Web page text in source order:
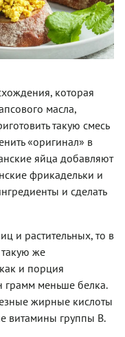
которая
масла,
такую смесь
«оригинал» в
яйца добавляют
фрикадельки и
и сделать
и растительных, то в
такую же
и порция
грамм меньше белка.
жирные кислоты
витамины группы B.